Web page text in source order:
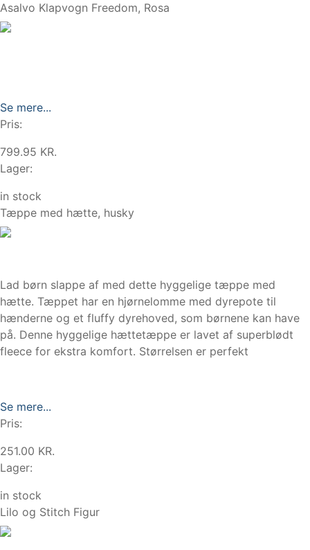
Asalvo Klapvogn Freedom, Rosa
Se mere...
Pris:
799.95 KR.
Lager:
in stock
Tæppe med hætte, husky
Lad børn slappe af med dette hyggelige tæppe med
hætte. Tæppet har en hjørnelomme med dyrepote til
hænderne og et fluffy dyrehoved, som børnene kan have
på. Denne hyggelige hættetæppe er lavet af superblødt
fleece for ekstra komfort. Størrelsen er perfekt
Se mere...
Pris:
251.00 KR.
Lager:
in stock
Lilo og Stitch Figur